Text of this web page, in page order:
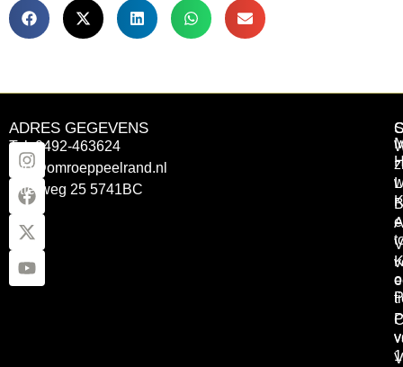
ADRES GEGEVENS
Tel: 0492-463624
info@omroeppeelrand.nl
Otterweg 25 5741BC